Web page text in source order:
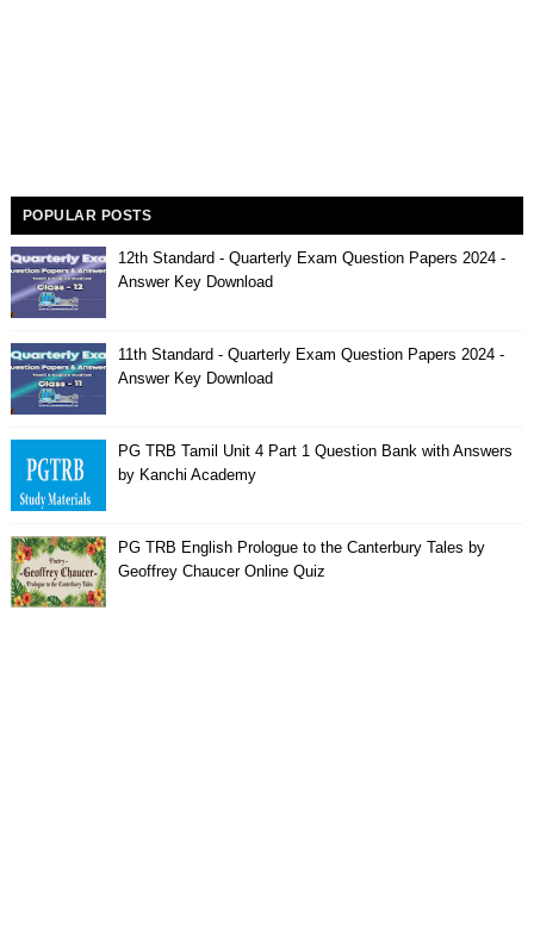
POPULAR POSTS
12th Standard - Quarterly Exam Question Papers 2024 -
Answer Key Download
11th Standard - Quarterly Exam Question Papers 2024 -
Answer Key Download
PG TRB Tamil Unit 4 Part 1 Question Bank with Answers
by Kanchi Academy
PG TRB English Prologue to the Canterbury Tales by
Geoffrey Chaucer Online Quiz